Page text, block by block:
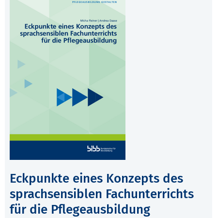
Eckpunkte eines Konzepts des
sprachsensiblen Fachunterrichts
für die Pflegeausbildung